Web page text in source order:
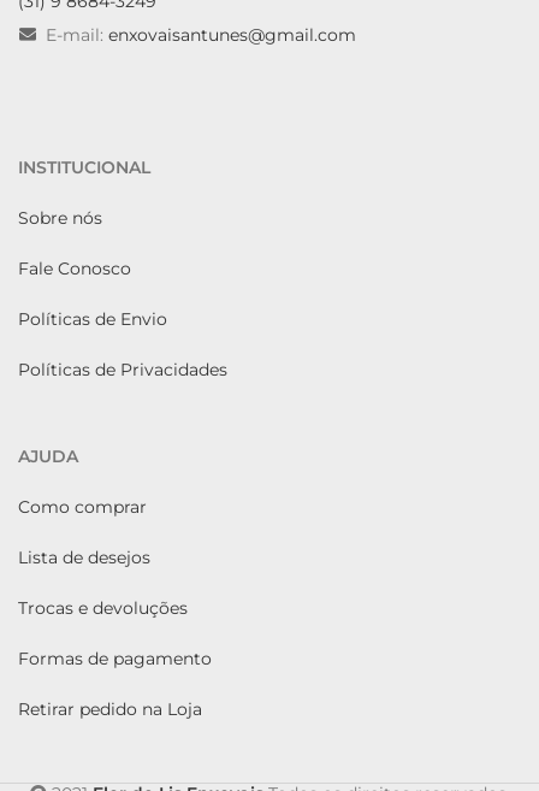
E-mail: enxovaisantunes@gmail.com
INSTITUCIONAL
Sobre nós
Fale Conosco
Políticas de Envio
Políticas de Privacidades
AJUDA
Como comprar
Lista de desejos
Trocas e devoluções
Formas de pagamento
Retirar pedido na Loja